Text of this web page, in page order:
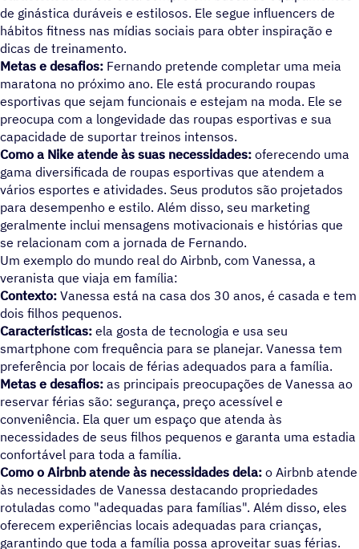
de ginástica duráveis e estilosos. Ele segue influencers de
hábitos fitness nas mídias sociais para obter inspiração e
dicas de treinamento.
Metas e desafios: Fernando pretende completar uma meia
maratona no próximo ano. Ele está procurando roupas
esportivas que sejam funcionais e estejam na moda. Ele se
preocupa com a longevidade das roupas esportivas e sua
capacidade de suportar treinos intensos.
Como a Nike atende às suas necessidades: oferecendo uma
gama diversificada de roupas esportivas que atendem a
vários esportes e atividades. Seus produtos são projetados
para desempenho e estilo. Além disso, seu marketing
geralmente inclui mensagens motivacionais e histórias que
se relacionam com a jornada de Fernando.
Um exemplo do mundo real do Airbnb, com Vanessa, a
veranista que viaja em família:
Contexto: Vanessa está na casa dos 30 anos, é casada e tem
dois filhos pequenos.
Características: ela gosta de tecnologia e usa seu
smartphone com frequência para se planejar. Vanessa tem
preferência por locais de férias adequados para a família.
Metas e desafios: as principais preocupações de Vanessa ao
reservar férias são: segurança, preço acessível e
conveniência. Ela quer um espaço que atenda às
necessidades de seus filhos pequenos e garanta uma estadia
confortável para toda a família.
Como o Airbnb atende às necessidades dela: o Airbnb atende
às necessidades de Vanessa destacando propriedades
rotuladas como "adequadas para famílias". Além disso, eles
oferecem experiências locais adequadas para crianças,
garantindo que toda a família possa aproveitar suas férias.